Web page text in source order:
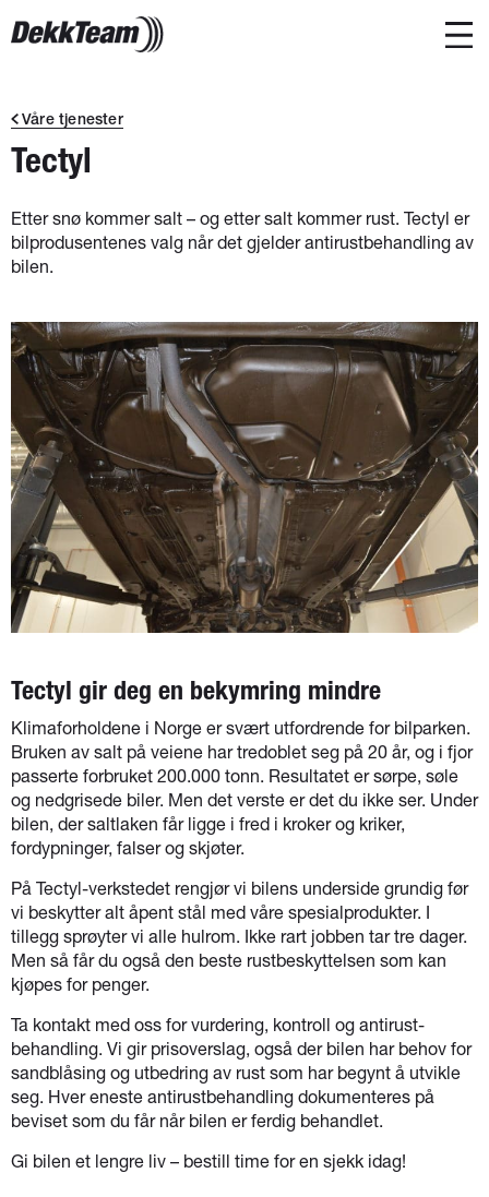
Våre tjenester
Tectyl
Etter snø kommer salt – og etter salt kommer rust. Tectyl er
bilprodusentenes valg når det gjelder antirustbehandling av
bilen.
Tectyl gir deg en bekymring mindre
Klimaforholdene i Norge er svært utfordrende for bilparken.
Bruken av salt på veiene har tredoblet seg på 20 år, og i fjor
passerte forbruket 200.000 tonn. Resultatet er sørpe, søle
og nedgrisede biler. Men det verste er det du ikke ser. Under
bilen, der saltlaken får ligge i fred i kroker og kriker,
fordypninger, falser og skjøter.
På Tectyl-verkstedet rengjør vi bilens underside grundig før
vi beskytter alt åpent stål med våre spesialprodukter. I
tillegg sprøyter vi alle hulrom. Ikke rart jobben tar tre dager.
Men så får du også den beste rustbeskyttelsen som kan
kjøpes for penger.
Ta kontakt med oss for vurdering, kontroll og antirust-
behandling. Vi gir prisoverslag, også der bilen har behov for
sandblåsing og utbedring av rust som har begynt å utvikle
seg. Hver eneste antirustbehandling dokumenteres på
beviset som du får når bilen er ferdig behandlet.
Gi bilen et lengre liv – bestill time for en sjekk idag!